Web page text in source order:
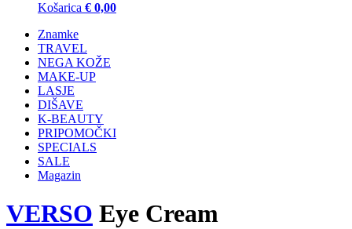
Košarica € 0,00
Znamke
TRAVEL
NEGA KOŽE
MAKE-UP
LASJE
DIŠAVE
K-BEAUTY
PRIPOMOČKI
SPECIALS
SALE
Magazin
VERSO Eye Cream